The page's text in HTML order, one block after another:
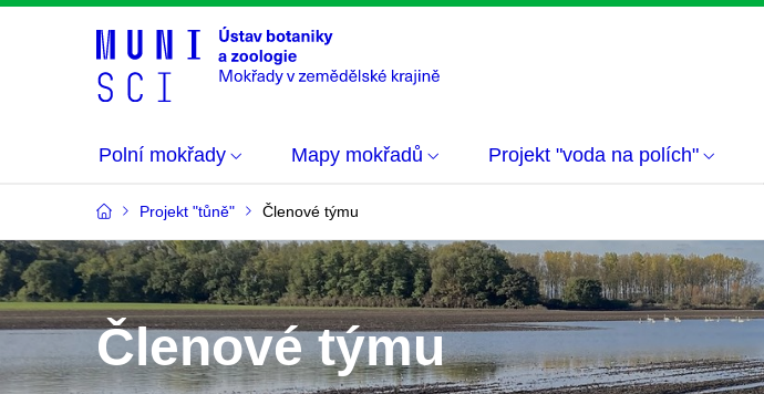
Polní mokřady Mapy mokřadů Projekt "voda na polích"
Projekt "tůně" Členové týmu
Členové týmu